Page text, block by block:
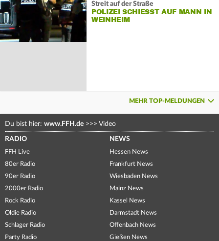
Streit auf der Straße
POLIZEI SCHIESST AUF MANN IN W
EINHEIM
MEHR TOP-MELDUNGEN
Du bist hier: www.FFH.de >>> Video
RADIO
FFH Live
80er Radio
90er Radio
2000er Radio
Rock Radio
Oldie Radio
Schlager Radio
Party Radio
NEWS
Hessen News
Frankfurt News
Wiesbaden News
Mainz News
Kassel News
Darmstadt News
Offenbach News
Gießen News